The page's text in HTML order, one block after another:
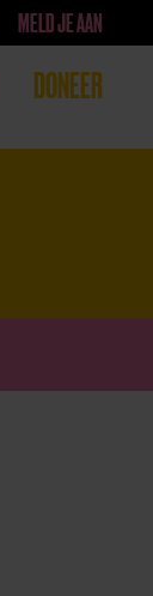
MELD JE AAN
DONEER